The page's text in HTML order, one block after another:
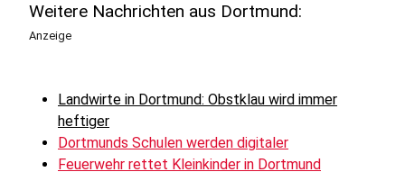
Weitere Nachrichten aus Dortmund:
Anzeige
Landwirte in Dortmund: Obstklau wird immer
heftiger
Dortmunds Schulen werden digitaler
Feuerwehr rettet Kleinkinder in Dortmund